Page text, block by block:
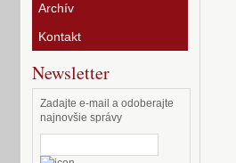
Archív
Kontakt
Newsletter
Zadajte e-mail a odoberajte
najnovšie správy